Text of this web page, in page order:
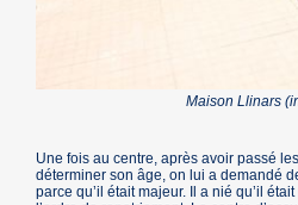
Maison Llinars
Une fois au centre, après avoir passé
déterminer son âge, on lui a demandé
parce qu’il était majeur. Il a nié qu’il